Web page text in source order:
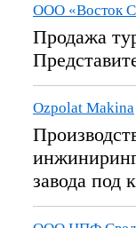
ООО «Восток
Продажа
Ozpolat Makina
завода под